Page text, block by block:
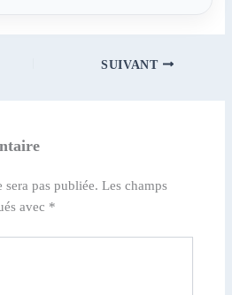
SUIVANT
sera pas publiée. Les champs
avec *